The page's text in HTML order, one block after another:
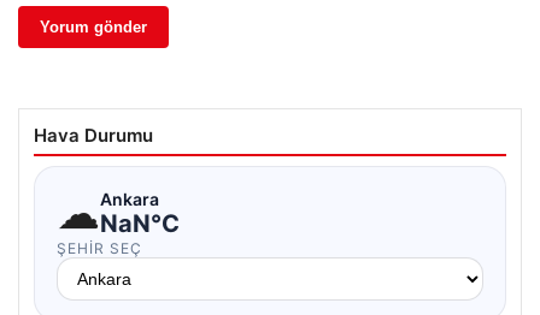
Hava Durumu
☁Ankara
NaN°C
ŞEHIR SEÇ